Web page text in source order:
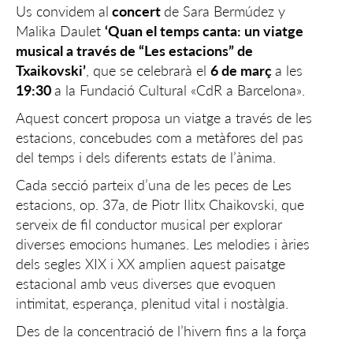
Us convidem al concert de Sara Bermúdez y
Malika Daulet ‘Quan el temps canta: un viatge
musical a través de “Les estacions” de
Txaikovski’ , que se celebrarà el 6 de marça les
19:30a la Fundació Cultural «CdR a Barcelona».
Aquest concert proposa un viatge a través de les
estacions, concebudes com a metàfores del pas
del temps i dels diferents estats de l’ànima.
Cada secció parteix d’una de les peces de Les
estacions, op. 37a, de Piotr Ilitx Chaikovski, que
serveix de fil conductor musical per explorar
diverses emocions humanes. Les melodies i àries
dels segles XIX i XX amplien aquest paisatge
estacional amb veus diverses que evoquen
intimitat, esperança, plenitud vital i nostàlgia.
Des de la concentració de l’hivern fins a la força